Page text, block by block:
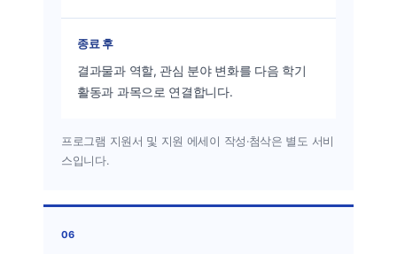
종료 후
결과물과 역할, 관심 분야 변화를 다음 학기
활동과 과목으로 연결합니다.
프로그램 지원서 및 지원 에세이 작성·첨삭은 별도 서비
스입니다.
06